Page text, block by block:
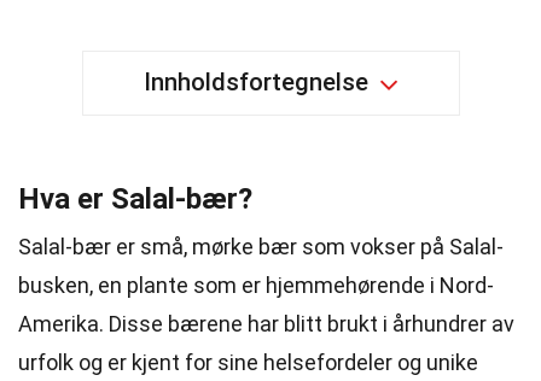
Innholdsfortegnelse
Hva er Salal-bær?
Salal-bær er små, mørke bær som vokser på Salal-
busken, en plante som er hjemmehørende i Nord-
Amerika. Disse bærene har blitt brukt i århundrer av
urfolk og er kjent for sine helsefordeler og unike